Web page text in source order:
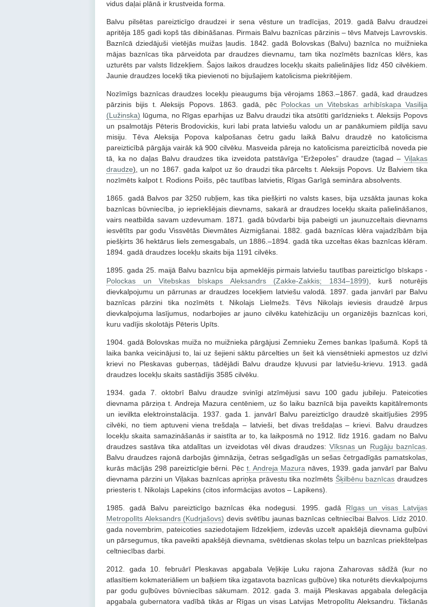
vidus daļai plānā ir krustveida forma.
Balvu pilsētas pareizticīgo draudzei ir sena vēsture un tradīcijas, 2019. gadā Balvu draudzei
apritēja 185 gadi kopš tās dibināšanas. Pirmais Balvu baznīcas pārzinis – tēvs Matvejs Lavrovskis.
Baznīcā dziedājuši vietējās muižas ļaudis. 1842. gadā Bolovskas (Balvu) baznīca no muižnieka
mājas baznīcas tika pārveidota par draudzes dievnamu, tam tika nozīmēts baznīcas klērs, kas
uzturēts par valsts līdzekļiem. Šajos laikos draudzes locekļu skaits palielinājies līdz 450 cilvēkiem.
Jaunie draudzes locekļi tika pievienoti no bijušajiem katolicisma piekritējiem.
Nozīmīgs baznīcas draudzes locekļu pieaugums bija vērojams 1863.–1867. gadā, kad draudzes
pārzinis bijis t. Aleksijs Popovs. 1863. gadā, pēc Polockas un Vitebskas arhibīskapa Vasilija
(Lužinska) lūguma, no Rīgas eparhijas uz Balvu draudzi tika atsūtīti garīdznieks t. Aleksijs Popovs
un psalmotājs Pēteris Brodovickis, kuri labi prata latviešu valodu un ar panākumiem pildīja savu
misiju. Tēva Aleksija Popova kalpošanas četru gadu laikā Balvu draudzē no katolicisma
pareizticībā pārgāja vairāk kā 900 cilvēku. Masveida pāreja no katolicisma pareizticībā noveda pie
tā, ka no daļas Balvu draudzes tika izveidota patstāvīga “Eržepoles” draudze (tagad – Viļakas
draudze) , un no 1867. gada kalpot uz šo draudzi tika pārcelts t. Aleksijs Popovs. Uz Balviem tika
nozīmēts kalpot t. Rodions Poišs, pēc tautības latvietis, Rīgas Garīgā semināra absolvents.
1865. gadā Balvos par 3250 rubļiem, kas tika piešķirti no valsts kases, bija uzsākta jaunas koka
baznīcas būvniecība, jo iepriekšējais dievnams, sakarā ar draudzes locekļu skaita palielināšanos,
vairs neatbilda savam uzdevumam. 1871. gadā būvdarbi bija pabeigti un jaunuzceltais dievnams
iesvētīts par godu Vissvētās Dievmātes Aizmigšanai. 1882. gadā baznīcas klēra vajadzībām bija
piešķirts 36 hektārus liels zemesgabals, un 1886.–1894. gadā tika uzceltas ēkas baznīcas klēram.
1894. gadā draudzes locekļu skaits bija 1191 cilvēks.
1895. gada 25. maijā Balvu baznīcu bija apmeklējis pirmais latviešu tautības pareizticīgo bīskaps -
Polockas un Vitebskas bīskaps Aleksandrs (Zakke-Zakkis; 1834–1899) , kurš noturējis
dievkalpojumu un pārrunas ar draudzes locekļiem latviešu valodā. 1897. gada janvārī par Balvu
baznīcas pārzini tika nozīmēts t. Nikolajs Lielmežs. Tēvs Nikolajs ieviesis draudzē ārpus
dievkalpojuma lasījumus, nodarbojies ar jauno cilvēku katehizāciju un organizējis baznīcas kori,
kuru vadījis skolotājs Pēteris Upīts.
1904. gadā Bolovskas muiža no muižnieka pārgājusi Zemnieku Zemes bankas īpašumā. Kopš tā
laika banka veicinājusi to, lai uz šejieni sāktu pārcelties un šeit kā viensētnieki apmestos uz dzīvi
krievi no Pleskavas guberņas, tādējādi Balvu draudze kļuvusi par latviešu-krievu. 1913. gadā
draudzes locekļu skaits sastādījis 3585 cilvēku.
1934. gada 7. oktobrī Balvu draudze svinīgi atzīmējusi savu 100 gadu jubileju. Pateicoties
dievnama pārziņa t. Andreja Mazura centēniem, uz šo laiku baznīcā bija paveikts kapitālremonts
un ievilkta elektroinstalācija. 1937. gada 1. janvārī Balvu pareizticīgo draudzē skaitījušies 2995
cilvēki, no tiem aptuveni viena trešdaļa – latvieši, bet divas trešdaļas – krievi. Balvu draudzes
locekļu skaita samazināšanās ir saistīta ar to, ka laikposmā no 1912. līdz 1916. gadam no Balvu
draudzes sastāva tika atdalītas un izveidotas vēl divas draudzes: Vīksnas un Rugāju baznīcas
Balvu draudzes rajonā darbojās ģimnāzija, četras sešgadīgās un sešas četrgadīgās pamatskolas,
kurās mācījās 298 pareizticīgie bērni. Pēct. Andreja Mazura nāves, 1939. gada janvārī par Balvu
dievnama pārzini un Viļakas baznīcas apriņķa prāvestu tika nozīmēts Šķilbēnu baznīcas draudzes
priesteris t. Nikolajs Lapekins (citos informācijas avotos – Lapikens).
1985. gadā Balvu pareizticīgo baznīcas ēka nodegusi. 1995. gadā Rīgas un visas Latvijas
Metropolīts Aleksandrs (Kudrjašovs) devis svētību jaunas baznīcas celtniecībai Balvos. Līdz 2010.
gada novembrim, pateicoties saziedotajiem līdzekļiem, izdevās uzcelt apakšējā dievnama guļbūvi
un pārsegumus, tika paveikti apakšējā dievnama, svētdienas skolas telpu un baznīcas priekštelpas
celtniecības darbi.
2012. gada 10. februārī Pleskavas apgabala Veļikije Luku rajona Zaharovas sādžā (kur no
atlasītiem kokmateriāliem un baļķiem tika izgatavota baznīcas guļbūve) tika noturēts dievkalpojums
par godu guļbūves būvniecības sākumam. 2012. gada 3. maijā Pleskavas apgabala delegācija
apgabala gubernatora vadībā tikās ar Rīgas un visas Latvijas Metropolītu Aleksandru. Tikšanās